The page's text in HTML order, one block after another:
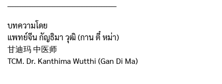
บทความโดย
แพทย์จีน กัญธิมา วุฒิ (กาน ตี๋ หม่า)
甘迪玛 中医师
TCM. Dr. Kanthima Wutthi (Gan Di Ma)